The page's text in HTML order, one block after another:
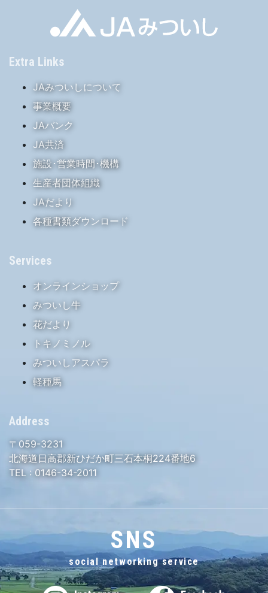
Extra Links
JAみついしについて
事業概要
JAバンク
JA共済
施設･営業時間･機構
生産者団体組織
JAだより
各種書類ダウンロード
Services
オンラインショップ
みついし牛
花だより
トキノミノル
みついしアスパラ
軽種馬
Address
〒059-3231
北海道日高郡新ひだか町三石本桐224番地6
TEL : 0146-34-2011
SNS
social networking service